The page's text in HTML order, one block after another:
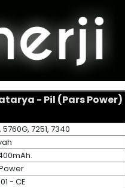
- Pil (Pars Power)
7251, 7340
- CE